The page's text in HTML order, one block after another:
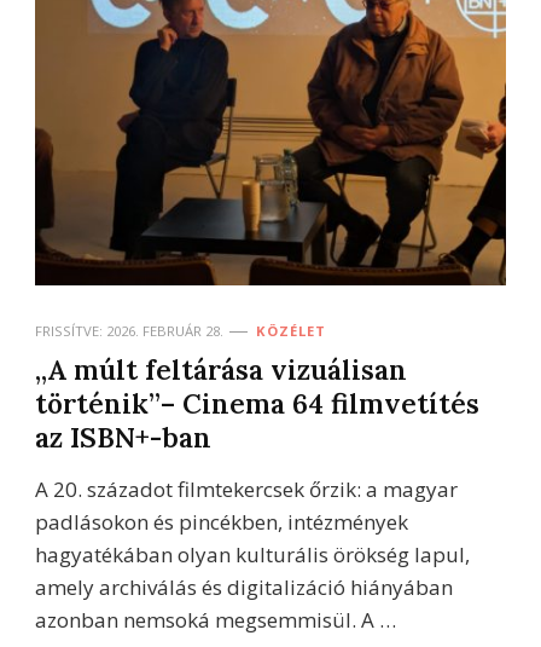
FRISSÍTVE: 2026. FEBRUÁR 28. KÖZÉLET
„A múlt feltárása vizuálisan
történik”– Cinema 64 filmvetítés
az ISBN+-ban
A 20. századot filmtekercsek őrzik: a magyar
padlásokon és pincékben, intézmények
hagyatékában olyan kulturális örökség lapul,
amely archiválás és digitalizáció hiányában
azonban nemsoká megsemmisül. A …